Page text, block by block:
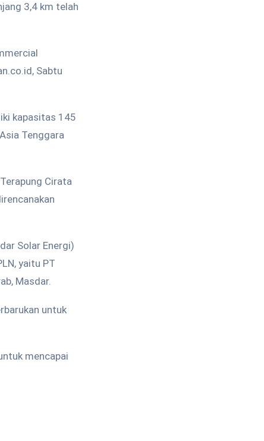
3,4 km telah
Sabtu
kapasitas 145
Tenggara
Cirata
Solar Energi)
yaitu PT
Masdar.
untuk
mencapai